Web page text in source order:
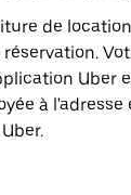
de
Uber
à l'adresse